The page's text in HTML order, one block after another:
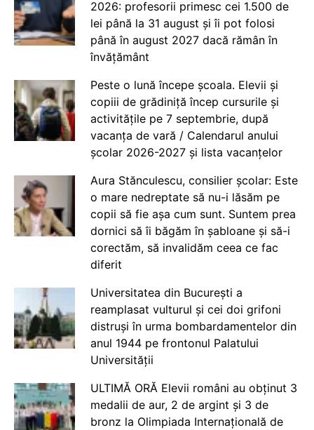
2026: profesorii primesc cei 1.500 de
lei până la 31 august și îi pot folosi
până în august 2027 dacă rămân în
învățământ
Peste o lună începe școala. Elevii și
copiii de grădiniță încep cursurile și
activitățile pe 7 septembrie, după
vacanța de vară / Calendarul anului
școlar 2026-2027 și lista vacanțelor
Aura Stănculescu, consilier școlar: Este
o mare nedreptate să nu-i lăsăm pe
copii să fie așa cum sunt. Suntem prea
dornici să îi băgăm în șabloane și să-i
corectăm, să invalidăm ceea ce fac
diferit
Universitatea din București a
reamplasat vulturul și cei doi grifoni
distruși în urma bombardamentelor din
anul 1944 pe frontonul Palatului
Universității
ULTIMĂ ORĂ Elevii români au obținut 3
medalii de aur, 2 de argint și 3 de
bronz la Olimpiada Internațională de